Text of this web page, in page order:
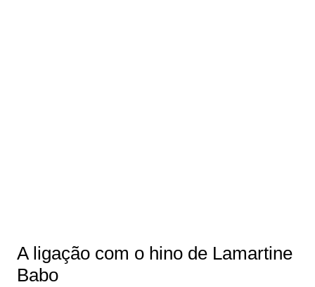
A ligação com o hino de Lamartine
Babo